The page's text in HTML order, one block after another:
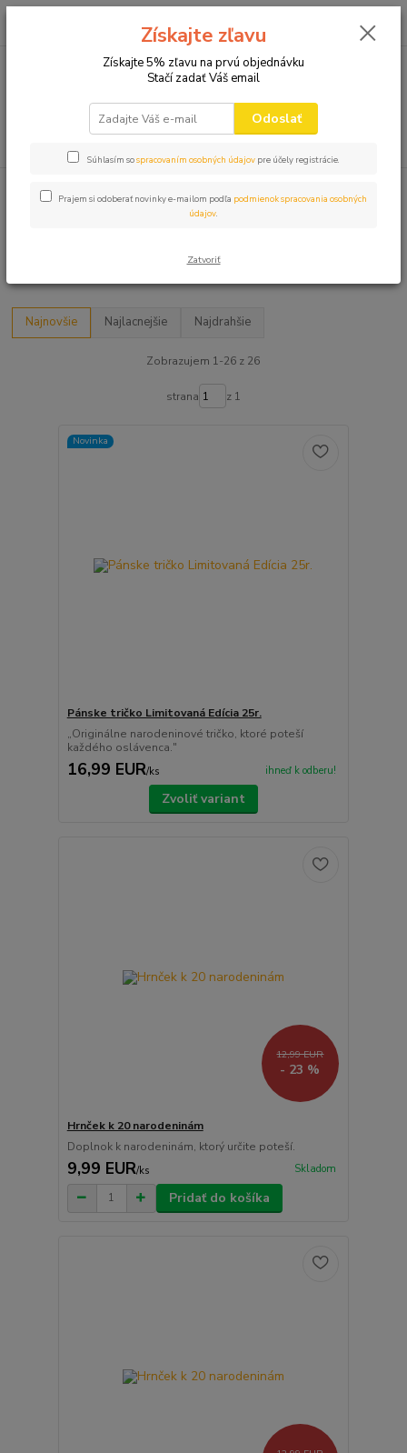
0,00 EUR
20 NARODENINY ↓25↓
Najnovšie Najlacnejšie Najdrahšie
Zobrazujem 1-26 z 26
strana z 1
Novinka
Pánske tričko Limitovaná Edícia 25r.
„Originálne narodeninové tričko, ktoré poteší
každého oslávenca."
16,99 EUR/ks ihneď k odberu!
Zvoliť variant
12,99 EUR
- 23 %
Hrnček k 20 narodeninám
Doplnok k narodeninám, ktorý určite poteší.
9,99 EUR/ks Skladom
Pridať do košíka
Získajte zľavu
Získajte 5% zľavu na prvú objednávku
Stačí zadať Váš email
Odoslať
Súhlasím sospracovaním osobných údajov pre účely registrácie.
Prajem si odoberať novinky e-mailom podľa podmienok spracovania osobných
údajov.
Zatvoriť